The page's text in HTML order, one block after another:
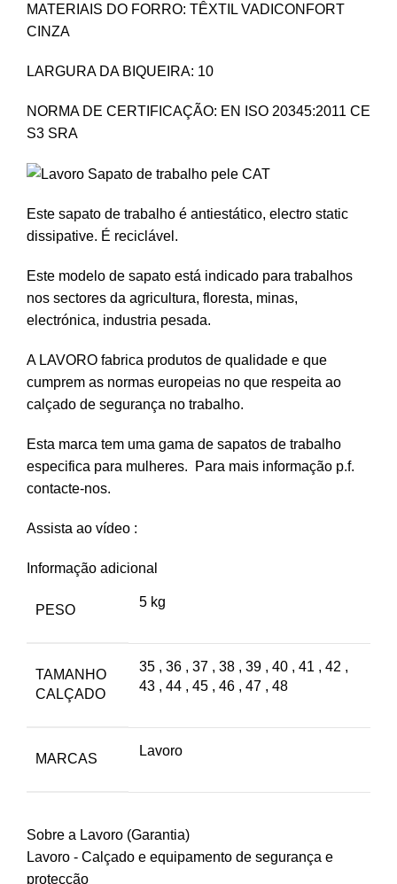
MATERIAIS DO FORRO: TÊXTIL VADICONFORT
CINZA
LARGURA DA BIQUEIRA: 10
NORMA DE CERTIFICAÇÃO: EN ISO 20345:2011 CE
S3 SRA
Este sapato de trabalho é antiestático, electro static
dissipative. É reciclável.
Este modelo de sapato está indicado para trabalhos
nos sectores da agricultura, floresta, minas,
electrónica, industria pesada.
A LAVORO fabrica produtos de qualidade e que
cumprem as normas europeias no que respeita ao
calçado de segurança no trabalho.
Esta marca tem uma gama de sapatos de trabalho
especifica para mulheres. Para mais informação p.f.
contacte-nos.
Assista ao vídeo :
Informação adicional
PESO
5 kg
TAMANHO
CALÇADO
35 , 36 , 37 , 38 , 39 , 40 , 41 , 42 ,
43 , 44 , 45 , 46 , 47 , 48
MARCAS
Lavoro
Sobre a Lavoro (Garantia)
Lavoro - Calçado e equipamento de segurança e
protecção